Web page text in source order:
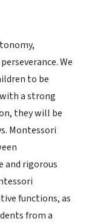
We
to be
a strong
they will be
Montessori
and rigorous
functions, as
from a